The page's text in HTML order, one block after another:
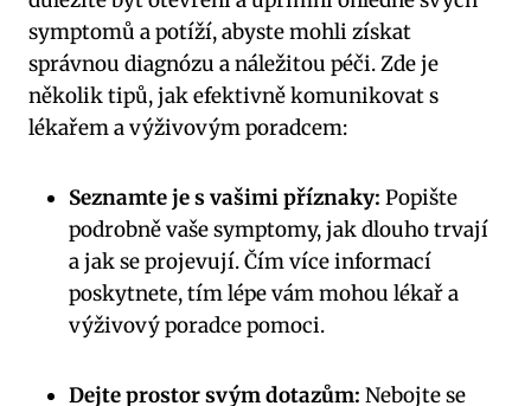
⁣symptomů a potíží, abyste mohli⁣ získat‍
správnou diagnózu a ⁤náležitou péči. Zde je
několik tipů, jak efektivně komunikovat s
lékařem⁢ a výživovým poradcem:
Seznamte je s vašimi příznaky: Popište‌
podrobně vaše ⁤symptomy,⁤ jak dlouho trvají
a jak se‍ projevují. Čím ⁢více ‍informací
poskytnete, tím lépe vám ⁤mohou lékař ‌a
výživový poradce pomoci.
Dejte prostor svým dotazům: Nebojte se